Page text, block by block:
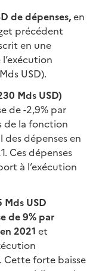
de dépenses,en
précédent
en une
USD).
Mds USD)
de -2,9% par
de la fonction
dépenses en
Ces dépenses
à l’exécution
Mds USD
de 9% par
2021 et
Cette forte baisse